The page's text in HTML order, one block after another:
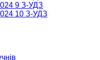
9 З-УДЗ
10 З-УДЗ